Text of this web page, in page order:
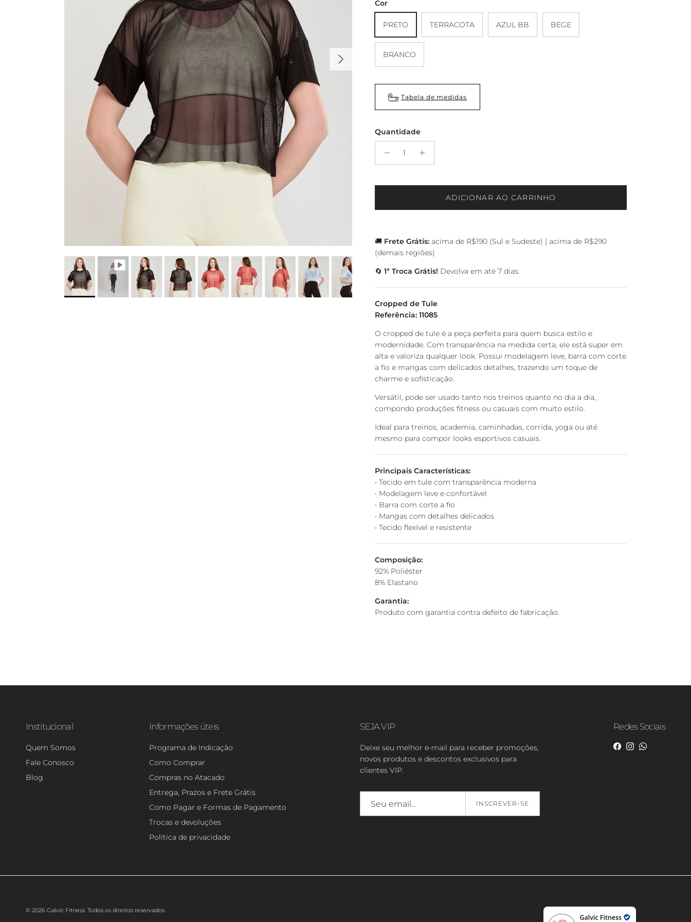
Próximo
Cor
PRETO TERRACOTA AZUL BB BEGE
BRANCO
Tabela de medidas
Quantidade
ADICIONAR AO CARRINHO
🚚 Frete Grátis:acima de R$190 (Sul e Sudeste) | acima de R$290
(demais regiões)
🔄 1ª Troca Grátis! Devolva em até 7 dias.
Cropped de Tule
Referência: 11085
O cropped de tule é a peça perfeita para quem busca estilo e
modernidade. Com transparência na medida certa, ele está super em
alta e valoriza qualquer look. Possui modelagem leve, barra com corte
a fio e mangas com delicados detalhes, trazendo um toque de
charme e sofisticação.
Versátil, pode ser usado tanto nos treinos quanto no dia a dia,
compondo produções fitness ou casuais com muito estilo.
Ideal para treinos, academia, caminhadas, corrida, yoga ou até
mesmo para compor looks esportivos casuais.
Principais Características:
• Tecido em tule com transparência moderna
• Modelagem leve e confortável
• Barra com corte a fio
• Mangas com detalhes delicados
• Tecido flexível e resistente
Composição:
92% Poliéster
8% Elastano
Garantia:
Produto com garantia contra defeito de fabricação.
Institucional
Quem Somos
Fale Conosco
Blog
Informações úteis
Programa de Indicação
Como Comprar
Compras no Atacado
Entrega, Prazos e Frete Grátis
Como Pagar e Formas de Pagamento
Trocas e devoluções
Política de privacidade
SEJA VIP
Deixe seu melhor e-mail para receber promoções,
novos produtos e descontos exclusivos para
clientes VIP.
INSCREVER-SE
Redes Sociais
Facebook
Instagram
WhatsApp
© 2026 Galvic Fitness. Todos os direitos reservados.